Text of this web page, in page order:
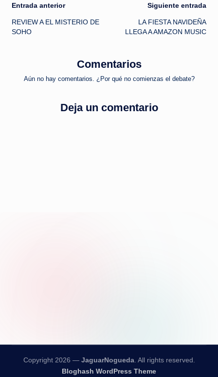
Navegación
de
Entrada anterior
REVIEW A EL MISTERIO DE
SOHO
Siguiente entrada
LA FIESTA NAVIDEÑA
LLEGA A AMAZON MUSIC
Comentarios
Aún no hay comentarios. ¿Por qué no comienzas el debate?
Deja un comentario
Copyright 2026 — JaguarNogueda. All rights reserved.
Bloghash WordPress Theme